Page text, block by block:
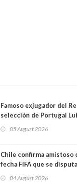
Famoso exjugador del
selección de Portugal
comportamiento más
05 August 2026
Chile confirma amistoso
fecha FIFA que se
04 August 2026